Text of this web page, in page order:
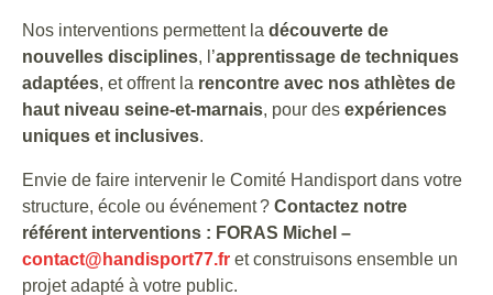
Nos interventions permettent la découverte de
nouvelles disciplines, l’apprentissage de techniques
adaptées, et offrent la rencontre avec nos athlètes de
haut niveau seine-et-marnais, pour des expériences
uniques et inclusives.
Envie de faire intervenir le Comité Handisport dans votre
structure, école ou événement ? Contactez notre
référent interventions : FORAS Michel –
contact@handisport77.fr et construisons ensemble un
projet adapté à votre public.